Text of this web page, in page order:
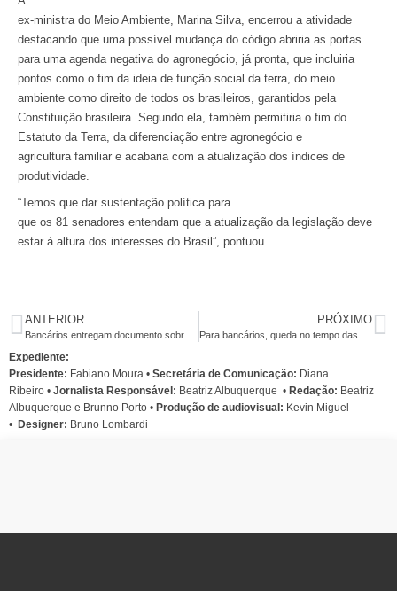
ex-ministra do Meio Ambiente, Marina Silva, encerrou a atividade
destacando que uma possível mudança do código abriria as portas
para uma agenda negativa do agronegócio, já pronta, que incluiria
pontos como o fim da ideia de função social da terra, do meio
ambiente como direito de todos os brasileiros, garantidos pela
Constituição brasileira. Segundo ela, também permitiria o fim do
Estatuto da Terra, da diferenciação entre agronegócio e
agricultura familiar e acabaria com a atualização dos índices de
produtividade.
“Temos que dar sustentação política para
que os 81 senadores entendam que a atualização da legislação deve
estar à altura dos interesses do Brasil”, pontuou.
ANTERIOR PRÓXIMO
Expediente:
Presidente: Fabiano Moura • Secretária de Comunicação: Diana
Ribeiro • Jornalista Responsável: Beatriz Albuquerque • Redação: Beatriz
Albuquerque e Brunno Porto • Produção de audiovisual: Kevin Miguel
• Designer: Bruno Lombardi